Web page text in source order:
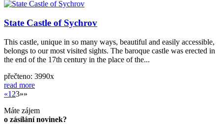
State Castle of Sychrov
This castle, unique in so many ways, beautiful and easily accessible,
belongs to our most visited sights. The baroque castle was erected in
the end of the 17th century in the place of the...
přečteno: 3990x
read more
««1 23»»
Máte zájem
o zásílání novinek?